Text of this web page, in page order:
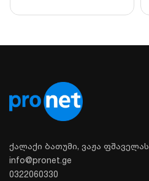
ნომინალური სიმძლავრე
მაქსიმალური სიმძლავრე
სიხშირული დიაპაზონი
ქალაქი ბათუმი, ვაჟა ფშაველას
info@pronet.ge
0322060330